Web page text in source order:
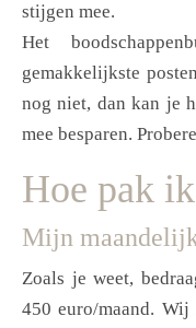
stijgen mee.
Het
gemakkelijkste
nog niet, dan kan je
mee besparen.
Hoe pak
Mijn
Zoals je weet,
450 euro/maand.